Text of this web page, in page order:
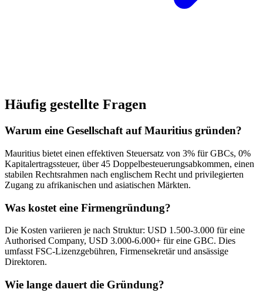
Häufig gestellte Fragen
Warum eine Gesellschaft auf Mauritius gründen?
Mauritius bietet einen effektiven Steuersatz von 3% für GBCs, 0%
Kapitalertragssteuer, über 45 Doppelbesteuerungsabkommen, einen
stabilen Rechtsrahmen nach englischem Recht und privilegierten
Zugang zu afrikanischen und asiatischen Märkten.
Was kostet eine Firmengründung?
Die Kosten variieren je nach Struktur: USD 1.500-3.000 für eine
Authorised Company, USD 3.000-6.000+ für eine GBC. Dies
umfasst FSC-Lizenzgebühren, Firmensekretär und ansässige
Direktoren.
Wie lange dauert die Gründung?